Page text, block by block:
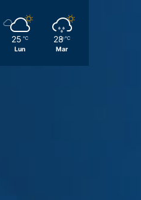
25 ℃
Lun
28 ℃
Mar